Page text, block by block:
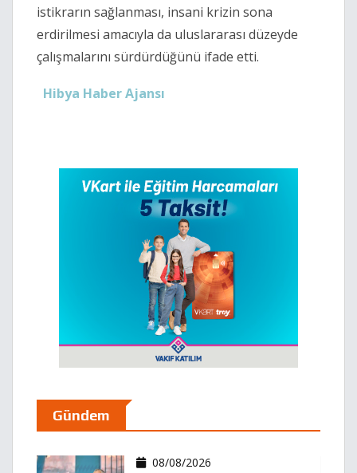
istikrarın sağlanması, insani krizin sona
erdirilmesi amacıyla da uluslararası düzeyde
çalışmalarını sürdürdüğünü ifade etti.
Hibya Haber Ajansı
Gündem
08/08/2026